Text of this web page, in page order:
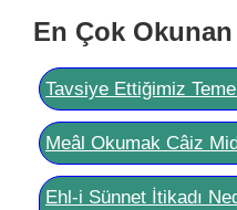
En Çok Okunan
Tavsiye Ettiğimiz
Meâl Okumak Câiz
Ehl-i Sünnet İtikadı